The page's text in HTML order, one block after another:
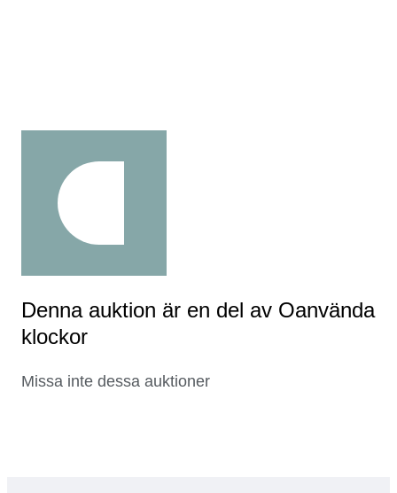
Denna auktion är en del av Oanvända
klockor
Missa inte dessa auktioner